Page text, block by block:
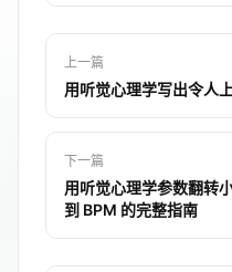
上一篇
用听觉心理学写出令人
下一篇
用听觉心理学参数翻转
到 BPM 的完整指南